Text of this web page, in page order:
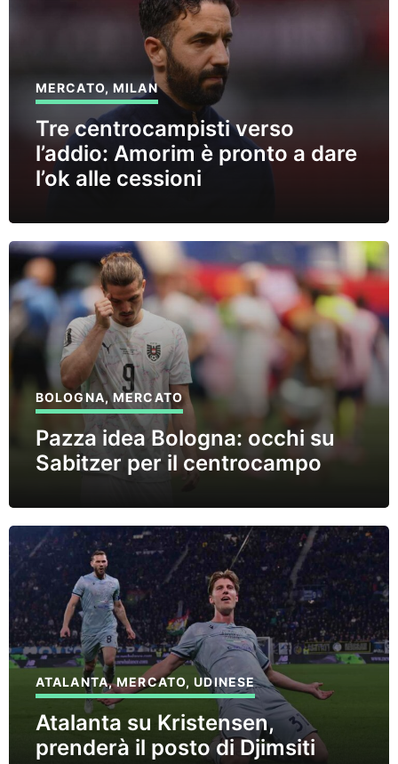
MERCATO,MILAN
Tre centrocampisti verso
l’addio: Amorim è pronto a dare
l’ok alle cessioni
BOLOGNA,MERCATO
Pazza idea Bologna: occhi su
Sabitzer per il centrocampo
ATALANTA,MERCATO,UDINESE
Atalanta su Kristensen,
prenderà il posto di Djimsiti